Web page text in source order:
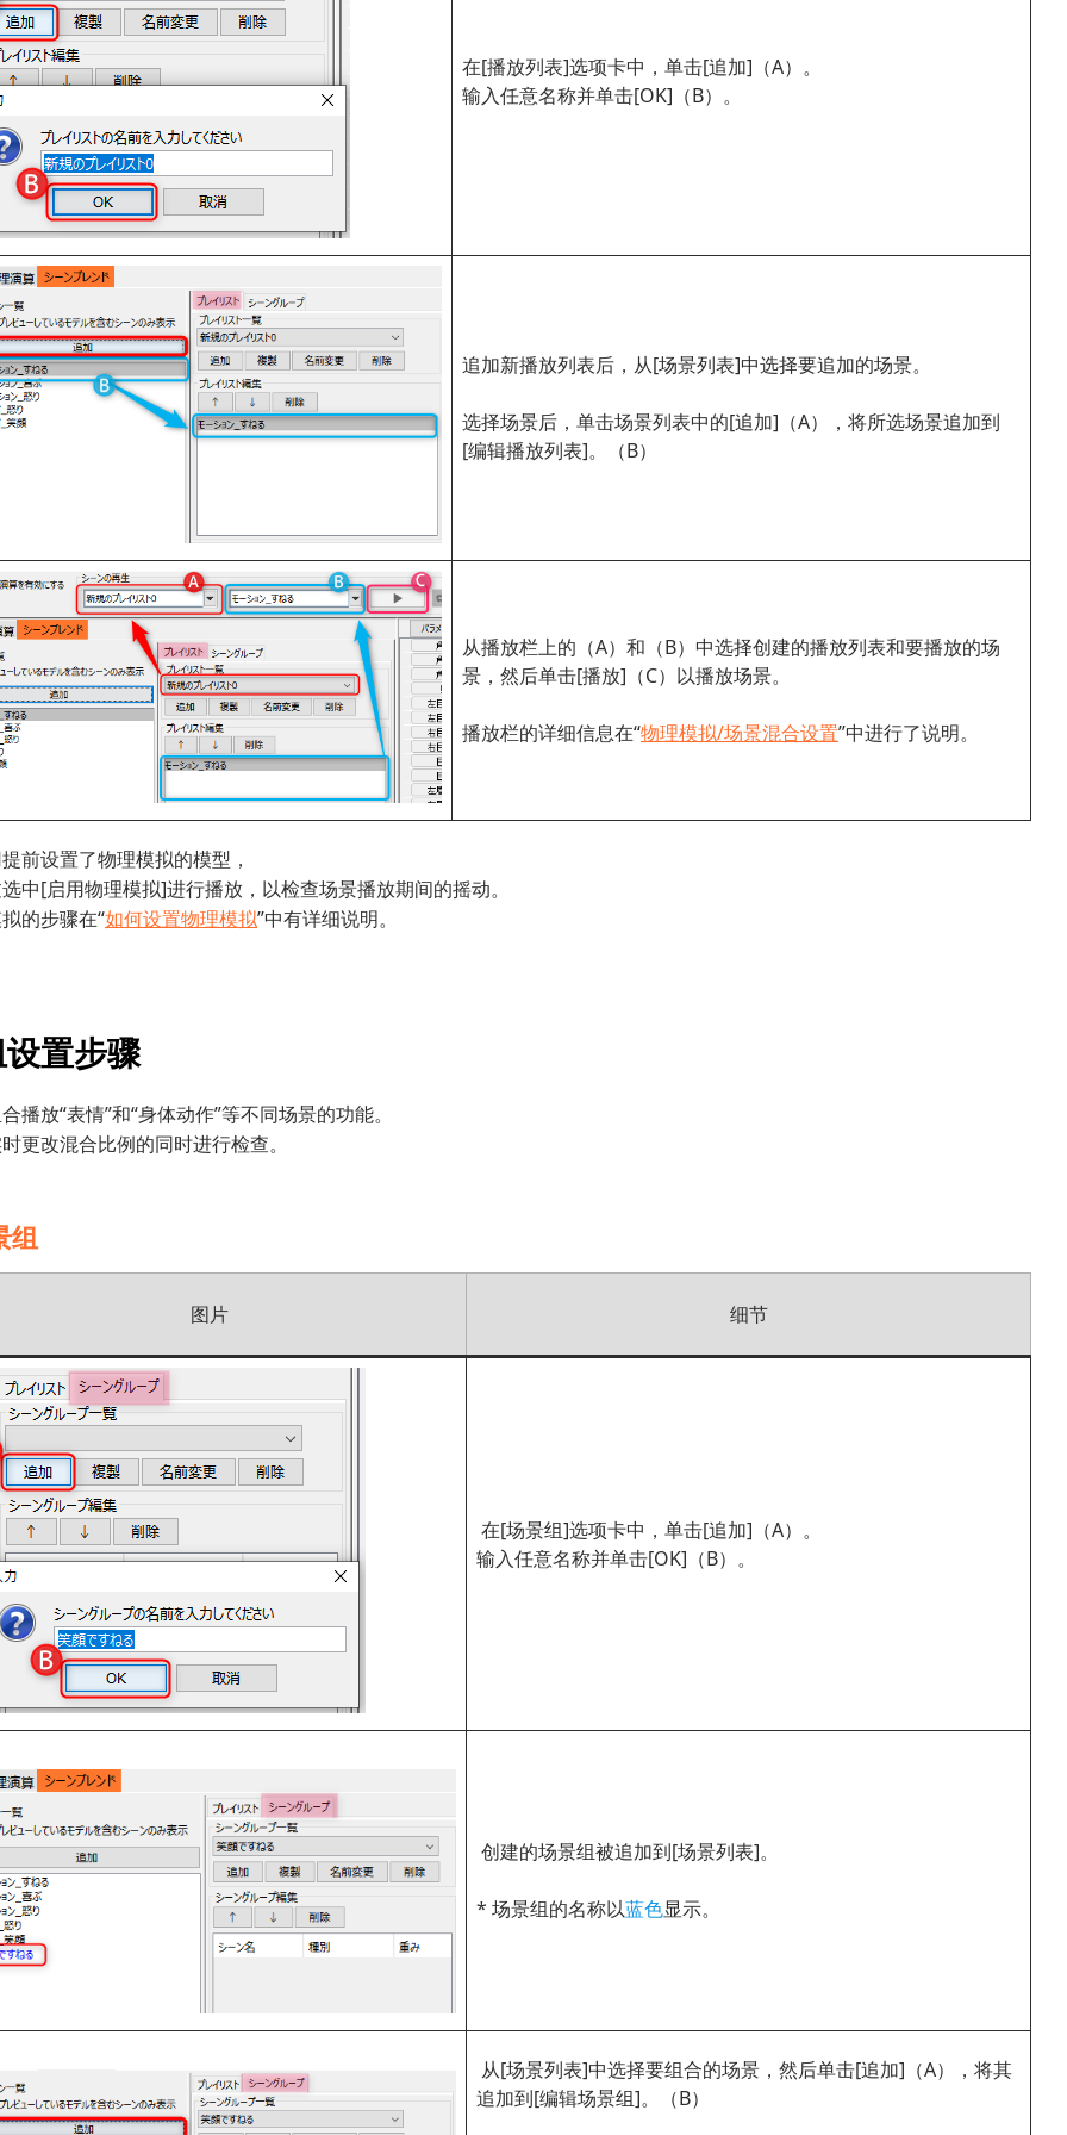
在[播放列表]选项卡中，单击[追加]（A）。
输入任意名称并单击[OK]（B）。
追加新播放列表后，从[场景列表]中选择要追加的场景。
选择场景后，单击场景列表中的[追加]（A），将所选场景追加到
[编辑播放列表]。（B）
从播放栏上的（A）和（B）中选择创建的播放列表和要播放的场
景，然后单击[播放]（C）以播放场景。
播放栏的详细信息在“物理模拟/场景混合设置”中进行了说明。
前设置了物理模拟的模型，
中[启用物理模拟]进行播放，以检查场景播放期间的摇动。
的步骤在“如何设置物理模拟”中有详细说明。
置步骤
播放“表情”和“身体动作”等不同场景的功能。
更改混合比例的同时进行检查。
组
图片 细节
在[场景组]选项卡中，单击[追加]（A）。
输入任意名称并单击[OK]（B）。
创建的场景组被追加到[场景列表]。
* 场景组的名称以蓝色显示。
从[场景列表]中选择要组合的场景，然后单击[追加]（A），将其
追加到[编辑场景组]。（B）